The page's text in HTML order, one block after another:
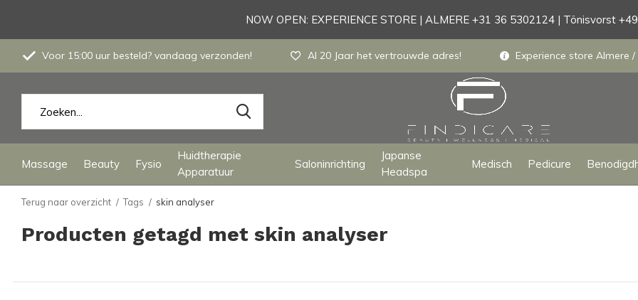
Massage Beauty Fysio
Huidtherapie
Apparatuur
Saloninrichting
Japanse
Headspa
Medisch Pedicure
Voor 15:00 uur besteld? vandaag verzonden! Al 20 Jaar het vertrouwde adres! Experience store Almere
NOW OPEN: EXPERIENCE STORE | ALMERE +31 36 5302124 | Tönisvorst
Terug naar overzicht Tags skin analyser
Producten getagd met skin analyser